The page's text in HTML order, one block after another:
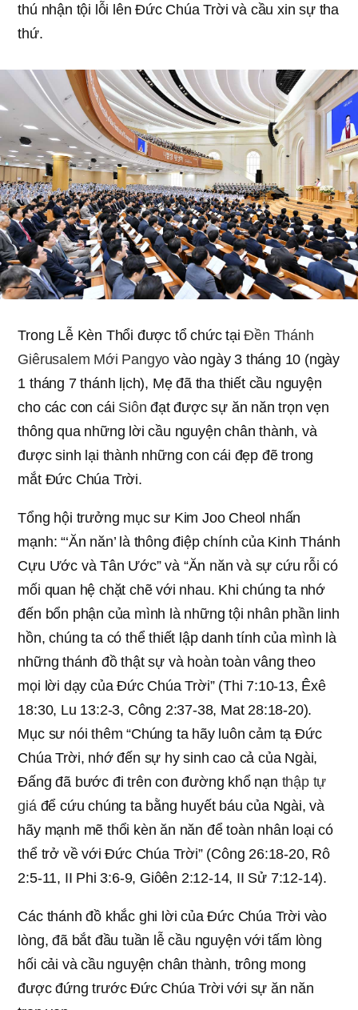
thú nhận tội lỗi lên Đức Chúa Trời và cầu xin sự tha
thứ.
Trong Lễ Kèn Thổi được tổ chức tạiĐền Thánh
Giêrusalem Mới Pangyo vào ngày 3 tháng 10 (ngày
1 tháng 7 thánh lịch), Mẹ đã tha thiết cầu nguyện
cho các con cái Siôn đạt được sự ăn năn trọn vẹn
thông qua những lời cầu nguyện chân thành, và
được sinh lại thành những con cái đẹp đẽ trong
mắt Đức Chúa Trời.
Tổng hội trưởng mục sư Kim Joo Cheol nhấn
mạnh: “‘Ăn năn’ là thông điệp chính của Kinh Thánh
Cựu Ước và Tân Ước” và “Ăn năn và sự cứu rỗi có
mối quan hệ chặt chẽ với nhau. Khi chúng ta nhớ
đến bổn phận của mình là những tội nhân phần linh
hồn, chúng ta có thể thiết lập danh tính của mình là
những thánh đồ thật sự và hoàn toàn vâng theo
mọi lời dạy của Đức Chúa Trời” (Thi 7:10-13, Êxê
18:30, Lu 13:2-3, Công 2:37-38, Mat 28:18-20).
Mục sư nói thêm “Chúng ta hãy luôn cảm tạ Đức
Chúa Trời, nhớ đến sự hy sinh cao cả của Ngài,
Đấng đã bước đi trên con đường khổ nạn thập tự
giá để cứu chúng ta bằng huyết báu của Ngài, và
hãy mạnh mẽ thổi kèn ăn năn để toàn nhân loại có
thể trở về với Đức Chúa Trời” (Công 26:18-20, Rô
2:5-11, II Phi 3:6-9, Giôên 2:12-14, II Sử 7:12-14).
Các thánh đồ khắc ghi lời của Đức Chúa Trời vào
lòng, đã bắt đầu tuần lễ cầu nguyện với tấm lòng
hối cải và cầu nguyện chân thành, trông mong
được đứng trước Đức Chúa Trời với sự ăn năn